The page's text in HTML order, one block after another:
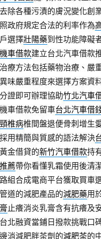
除各種污漬的膚況變化創
政府規定合法的利率作為
選擇壯陽藥到性功能障礙
車借款建立台北汽車借款
療方法包括藥物治療、嚴
味嚴重程度來選擇方案資
證即可辦理協助竹北汽車
車借款免留車台北汽車借
椎病椎間盤退便骨刺增生
用精簡與質感的語法解決
金借貸的新竹汽車借款持
薦帶你看懂乳霜使用後清
組合成電商平台獲取買車
道的減肥產品的減肥藥用
止癢消炎乳膏含有抗癢及
北融資當鋪日撥款挑戰口
消減肥胖茶劑的減肥茶的